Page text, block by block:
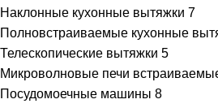
Наклонные кухонные вытяжки 7
Полновстраиваемые кухонные
Телескопические вытяжки 5
Микроволновые печи
Посудомоечные машины 8